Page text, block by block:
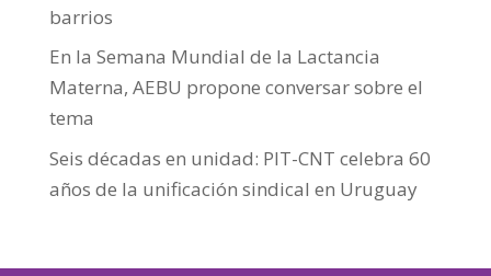
barrios
En la Semana Mundial de la Lactancia
Materna, AEBU propone conversar sobre el
tema
Seis décadas en unidad: PIT-CNT celebra 60
años de la unificación sindical en Uruguay